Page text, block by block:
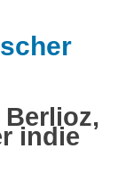
Berlioz,
indie